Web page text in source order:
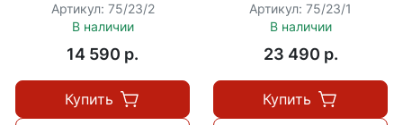
Артикул: 75/23/2
В наличии
14 590 p.
Купить
Артикул: 75/23/1
В наличии
23 490 p.
Купить